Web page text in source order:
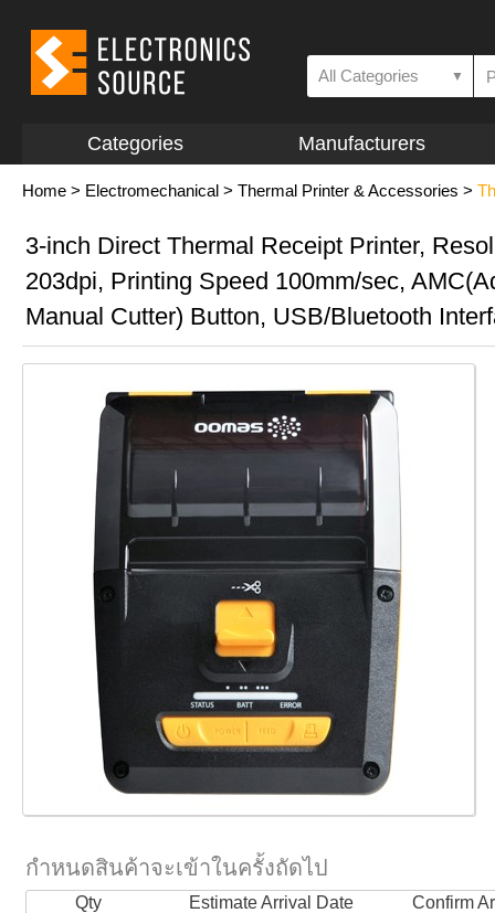
All Categories ▼
Categories Manufacturers
Home > Electromechanical > Thermal Printer & Accessories >
3-inch Direct Thermal Receipt Printer,
203dpi, Printing Speed 100mm/sec,
Manual Cutter) Button, USB/Bluetooth
กำหนดสินค้าจะเข้าในครั้งถัดไป
Qty Estimate Arrival Date
Confirm